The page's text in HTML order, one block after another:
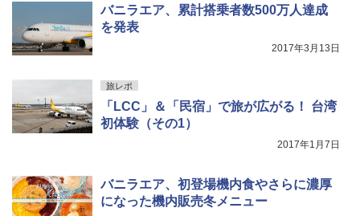
バニラエア、累計搭乗者数500万人達成
を発表
2017年3月13日
旅レポ
「LCC」＆「民宿」で旅が広がる！ 台湾
初体験（その1）
2017年1月7日
バニラエア、初登場機内食やさらに濃厚
になった機内販売冬メニュー